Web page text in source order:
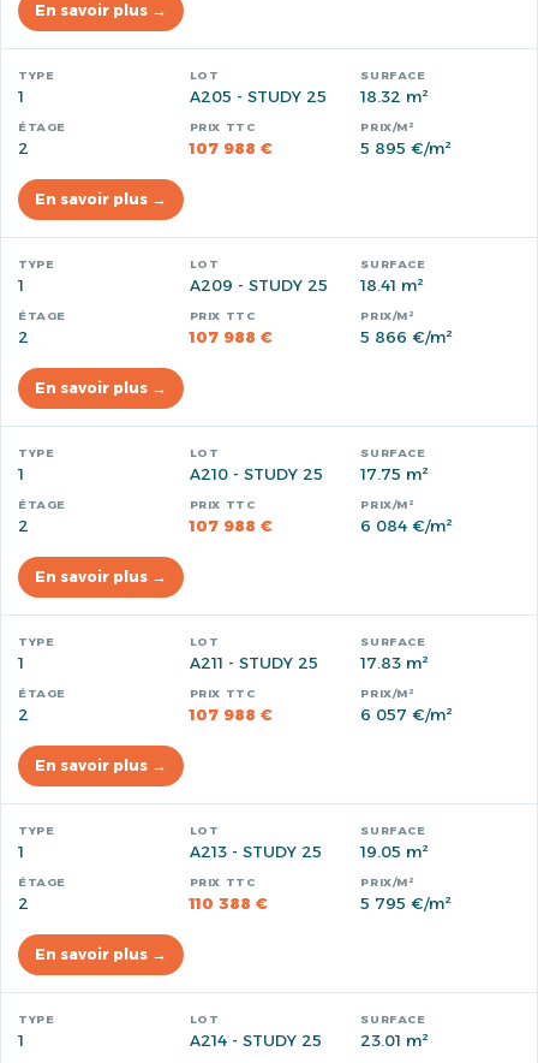
En savoir plus →
1 A205 - STUDY 25 18.32 m²
2 107 988 € 5 895 €/m²
En savoir plus →
1 A209 - STUDY 25 18.41 m²
2 107 988 € 5 866 €/m²
En savoir plus →
1 A210 - STUDY 25 17.75 m²
2 107 988 € 6 084 €/m²
En savoir plus →
1 A211 - STUDY 25 17.83 m²
2 107 988 € 6 057 €/m²
En savoir plus →
1 A213 - STUDY 25 19.05 m²
2 110 388 € 5 795 €/m²
En savoir plus →
1 A214 - STUDY 25 23.01 m²